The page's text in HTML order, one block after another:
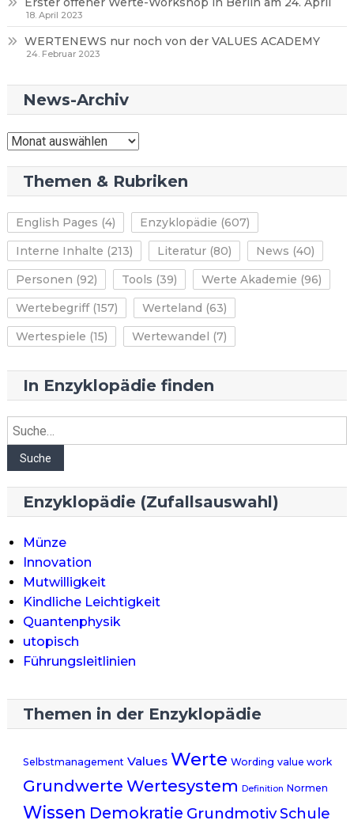
18. April 2023
WERTENEWS nur noch von der VALUES ACADEMY
24. Februar 2023
News-Archiv
News-
Themen & Rubriken
English Pages (4) Enzyklopädie (607)
Interne Inhalte (213) Literatur(80) News (40)
Personen (92) Tools (39) Werte Akademie (96)
Wertebegriff(157) Werteland (63)
Wertespiele (15) Wertewandel (7)
In Enzyklopädie finden
Suche
Suche
Enzyklopädie (Zufallsauswahl)
Münze
Innovation
Mutwilligkeit
Kindliche Leichtigkeit
Quantenphysik
utopisch
Führungsleitlinien
Themen in der Enzyklopädie
Selbstmanagement Values Werte Wording value work
Grundwerte Wertesystem Definition Normen
Wissen Demokratie GrundmotivSchule